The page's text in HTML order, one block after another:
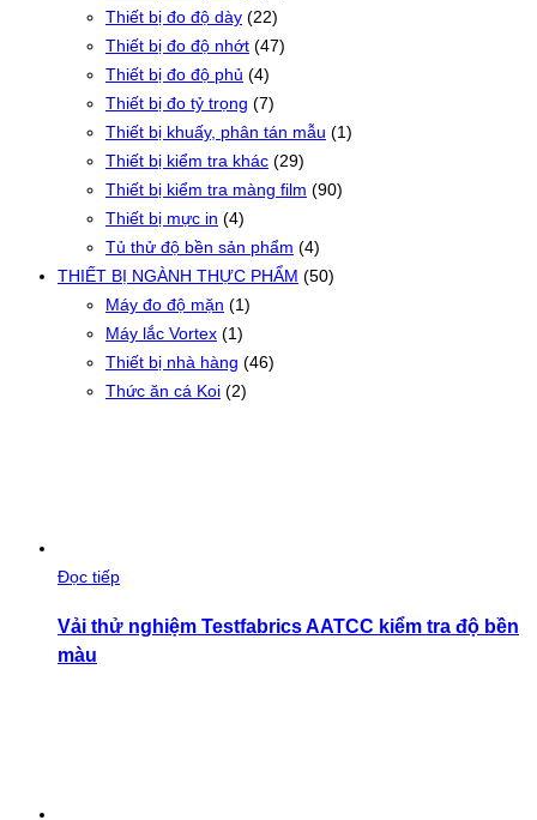
Thiết bị đo độ dày (22)
Thiết bị đo độ nhớt (47)
Thiết bị đo độ phủ (4)
Thiết bị đo tỷ trọng (7)
Thiết bị khuấy, phân tán mẫu (1)
Thiết bị kiểm tra khác (29)
Thiết bị kiểm tra màng film (90)
Thiết bị mực in (4)
Tủ thử độ bền sản phẩm (4)
THIẾT BỊ NGÀNH THỰC PHẨM (50)
Máy đo độ mặn (1)
Máy lắc Vortex (1)
Thiết bị nhà hàng (46)
Thức ăn cá Koi (2)
Đọc tiếp
Vải thử nghiệm Testfabrics AATCC kiểm tra độ bền
màu